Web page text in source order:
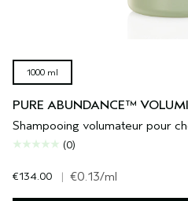
1000 ml
PURE ABUNDANCE™
Shampooing volumateur pour
(0)
€134.00 | €0.13/ml